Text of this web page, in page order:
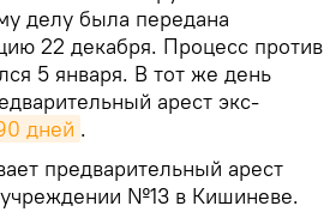
делу была передана
22 декабря. Процесс против
5 января. В тот же день
арест экс-
дней .
предварительный арест
№13 в Кишиневе.